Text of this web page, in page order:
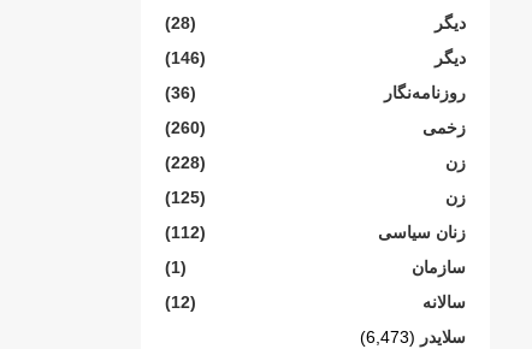
دیگر
(28)
دیگر
(146)
روزنامەنگار
(36)
زخمی
(260)
زن
(228)
زن
(125)
زنان سیاسی
(112)
سازمان
(1)
سالانە
(12)
سلایدر (6,473)